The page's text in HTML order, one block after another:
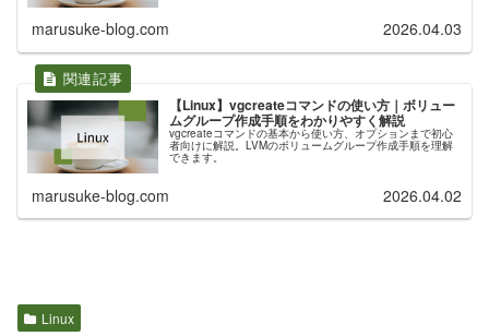
marusuke-blog.com 2026.04.03
【Linux】vgcreateコマンドの使い方｜ボリュー
ムグループ作成手順をわかりやすく解説
vgcreateコマンドの基本から使い方、オプションまで初心
者向けに解説。LVMのボリュームグループ作成手順を理解
できます。
marusuke-blog.com 2026.04.02
Linux